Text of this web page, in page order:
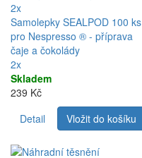
2x
Samolepky SEALPOD 100 ks
pro Nespresso ® - příprava
čaje a čokolády
2x
Skladem
239 Kč
Detail
Vložit do košíku